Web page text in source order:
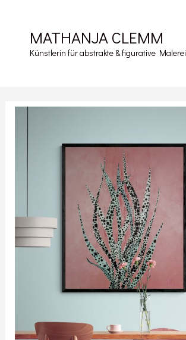
springenMATHANJA CLEMM
Künstlerin für abstrakte & figurative Malerei